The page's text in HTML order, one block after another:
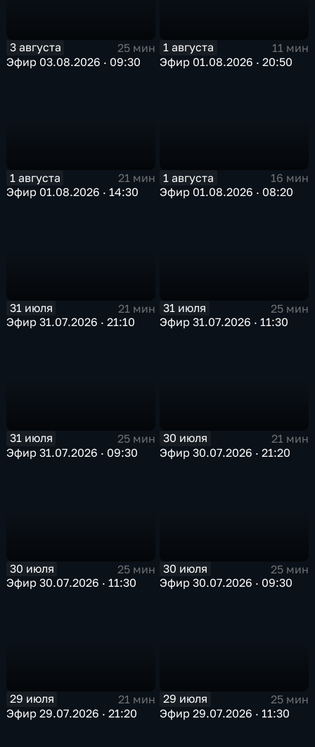
3 августа
25 мин
Эфир 03.08.2026 · 09:30
1 августа
11 мин
Эфир 01.08.2026 · 20:50
1 августа
21 мин
Эфир 01.08.2026 · 14:30
1 августа
16 мин
Эфир 01.08.2026 · 08:20
31 июля
21 мин
Эфир 31.07.2026 · 21:10
31 июля
25 мин
Эфир 31.07.2026 · 11:30
31 июля
25 мин
Эфир 31.07.2026 · 09:30
30 июля
21 мин
Эфир 30.07.2026 · 21:20
30 июля
25 мин
Эфир 30.07.2026 · 11:30
30 июля
25 мин
Эфир 30.07.2026 · 09:30
29 июля
21 мин
Эфир 29.07.2026 · 21:20
29 июля
25 мин
Эфир 29.07.2026 · 11:30